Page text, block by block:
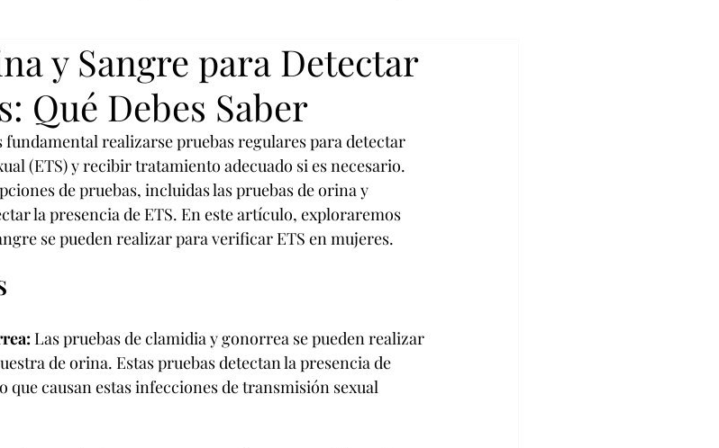
Explorando la Era Digital Afrontando la Pérdida
y Sangre para Detectar
Qué Debes Saber
fundamental realizarse pruebas regulares para detectar
(ETS) y recibir tratamiento adecuado si es necesario.
de pruebas, incluidas las pruebas de orina y
la presencia de ETS. En este artículo, exploraremos
se pueden realizar para verificar ETS en mujeres.
Las pruebas de clamidia y gonorrea se pueden realizar
de orina. Estas pruebas detectan la presencia de
causan estas infecciones de transmisión sexual